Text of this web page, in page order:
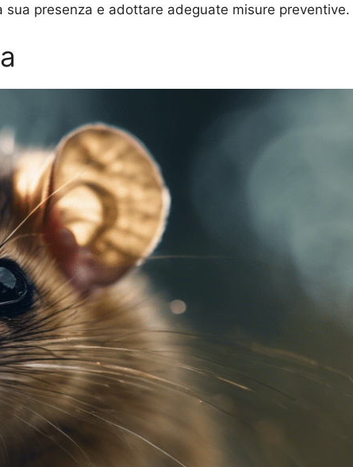
presenza e adottare adeguate misure preventive.